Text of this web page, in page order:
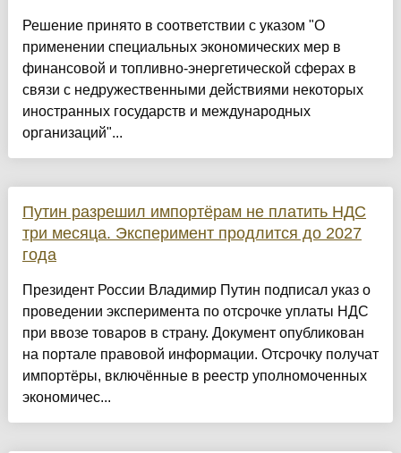
Решение принято в соответствии с указом "О
применении специальных экономических мер в
финансовой и топливно-энергетической сферах в
связи с недружественными действиями некоторых
иностранных государств и международных
организаций"...
Путин разрешил импортёрам не платить НДС
три месяца. Эксперимент продлится до 2027
года
Президент России Владимир Путин подписал указ о
проведении эксперимента по отсрочке уплаты НДС
при ввозе товаров в страну. Документ опубликован
на портале правовой информации. Отсрочку получат
импортёры, включённые в реестр уполномоченных
экономичес...